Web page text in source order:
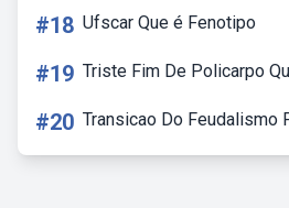
#18 Ufscar Que é Fenotipo
#19 Triste Fim De Policarpo
#20 Transicao Do Feudalismo